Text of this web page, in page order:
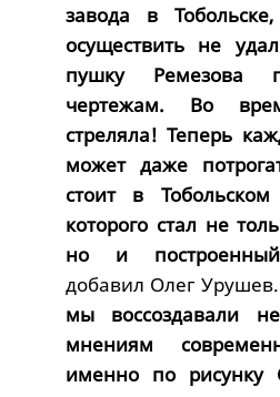
завода в
осуществить не
пушку Ремезова
чертежам. Во
стреляла! Теперь
может даже
стоит в
которого стал не
но и
добавил Олег Урушев.
мы воссоздавали
мнениям
именно по рисунку